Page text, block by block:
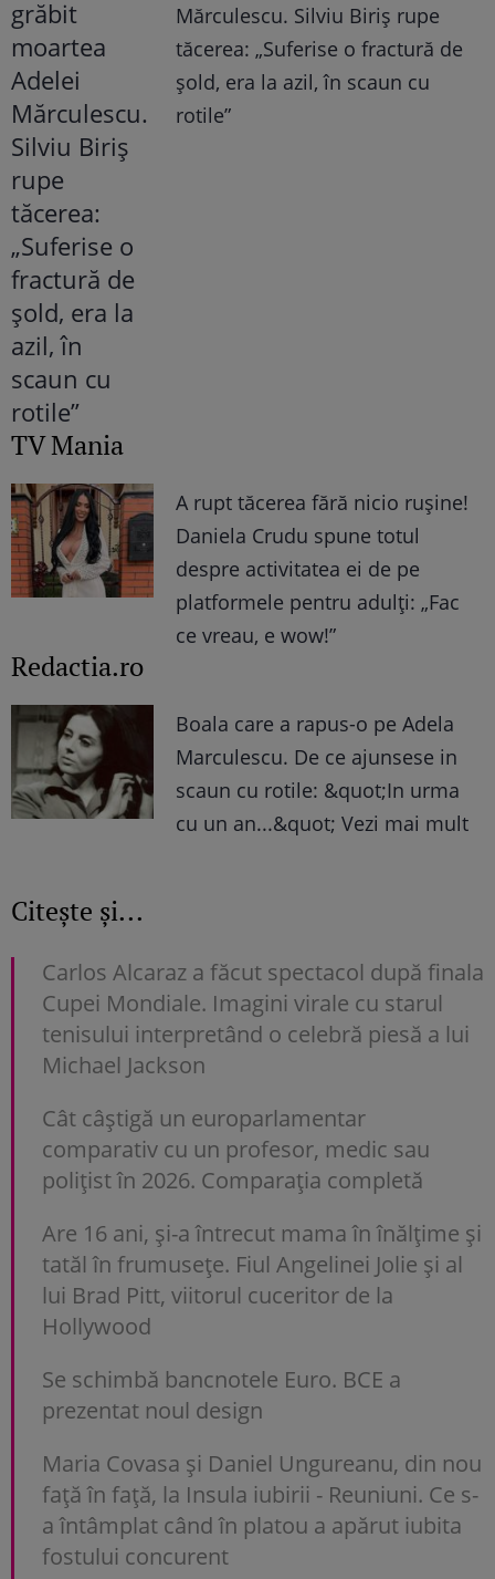
Mărculescu. Silviu Biriș rupe
tăcerea: „Suferise o fractură de
șold, era la azil, în scaun cu
rotile”
TV Mania
A rupt tăcerea fără nicio rușine!
Daniela Crudu spune totul
despre activitatea ei de pe
platformele pentru adulți: „Fac
ce vreau, e wow!”
Redactia.ro
Boala care a rapus-o pe Adela
Marculescu. De ce ajunsese in
scaun cu rotile: &quot;In urma
cu un an...&quot; Vezi mai mult
Citește și...
Carlos Alcaraz a făcut spectacol după finala
Cupei Mondiale. Imagini virale cu starul
tenisului interpretând o celebră piesă a lui
Michael Jackson
Cât câștigă un europarlamentar
comparativ cu un profesor, medic sau
polițist în 2026. Comparația completă
Are 16 ani, și-a întrecut mama în înălțime și
tatăl în frumusețe. Fiul Angelinei Jolie și al
lui Brad Pitt, viitorul cuceritor de la
Hollywood
Se schimbă bancnotele Euro. BCE a
prezentat noul design
Maria Covasa și Daniel Ungureanu, din nou
față în față, la Insula iubirii - Reuniuni. Ce s-
a întâmplat când în platou a apărut iubita
fostului concurent